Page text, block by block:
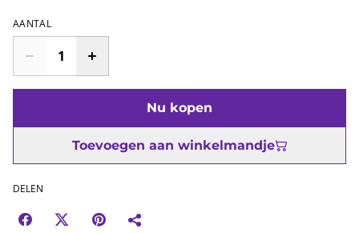
AANTAL
Nu kopen
Toevoegen aan winkelmandje
DELEN